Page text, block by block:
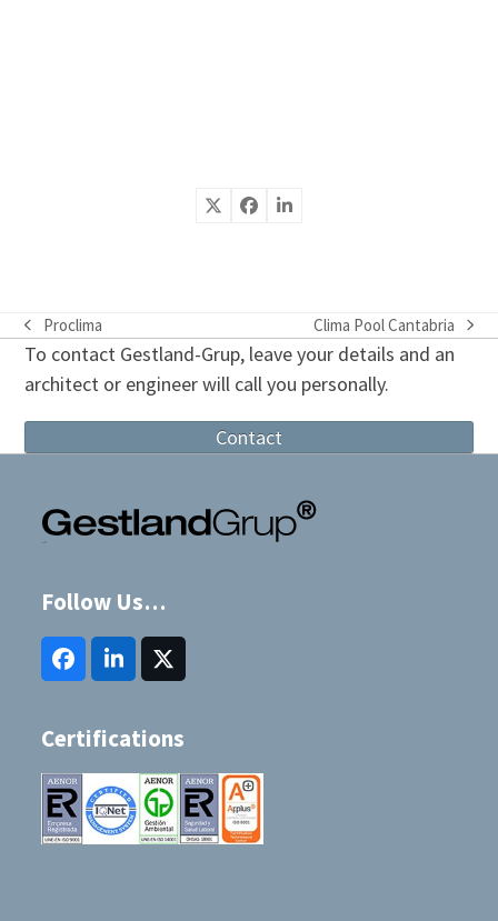
previous
post:
Proclima
next
post:
Clima Pool Cantabria
To contact Gestland-Grup, leave your details and an
architect or engineer will call you personally.
Contact
Follow Us…
FacebookLinkedInTwitter
(deprecated)
Certifications